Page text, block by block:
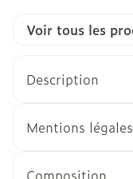
Voir tous les
Description
Mentions légales
Composition